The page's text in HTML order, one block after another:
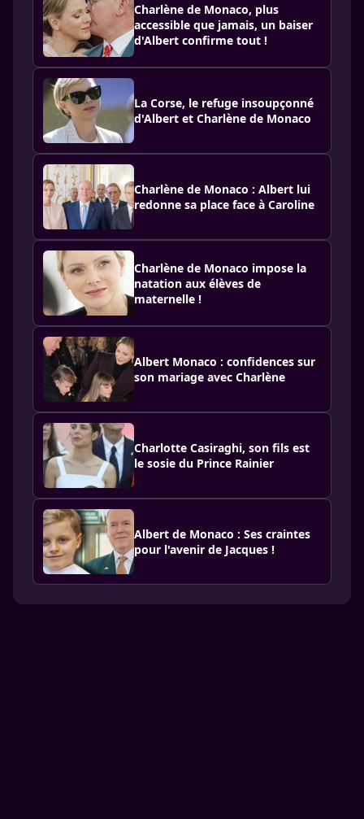
Charlène de Monaco, plus
accessible que jamais, un baiser
d'Albert confirme tout !
La Corse, le refuge insoupçonné
d'Albert et Charlène de Monaco
Charlène de Monaco : Albert lui
redonne sa place face à Caroline
Charlène de Monaco impose la
natation aux élèves de
maternelle !
Albert Monaco : confidences sur
son mariage avec Charlène
Charlotte Casiraghi, son fils est
le sosie du Prince Rainier
Albert de Monaco : Ses craintes
pour l'avenir de Jacques !